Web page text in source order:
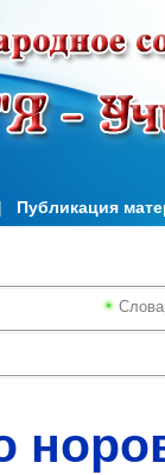
| Публикация